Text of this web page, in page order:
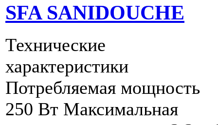
SFA SANIDOUCHE
Технические
характеристики
Потребляемая мощность
250 Вт Максимальная